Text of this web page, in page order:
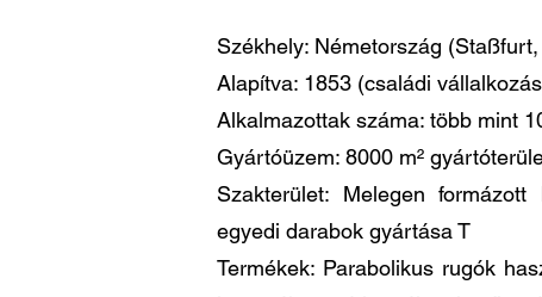
Székhely: Németország
Alapítva: 1853 (családi
Alkalmazottak száma: több mint
Gyártóüzem: 8000 m²
Szakterület: Melegen
egyedi darabok gyártása T
Termékek: Parabolikus rugók